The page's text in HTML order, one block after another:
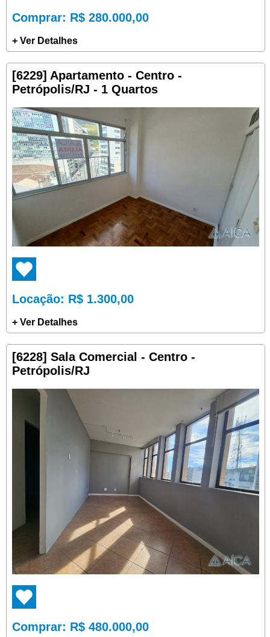
Comprar: R$ 280.000,00
+ Ver Detalhes
[6229] Apartamento - Centro -
Petrópolis/RJ - 1 Quartos
Locação: R$ 1.300,00
+ Ver Detalhes
[6228] Sala Comercial - Centro -
Petrópolis/RJ
Comprar: R$ 480.000,00